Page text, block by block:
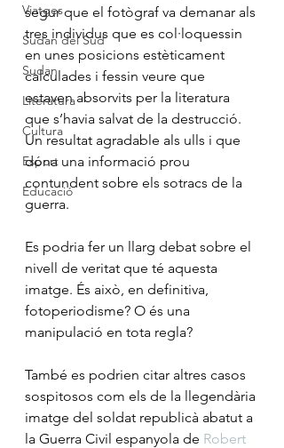
Viatges
Sudan del Sud
Sudan
Literatura
Cultura
Esport
Educació
segur que el fotògraf va demanar als
tres individus que es col·loquessin
en unes posicions estèticament
calculades i fessin veure que
estaven absorvits per la literatura
que s’havia salvat de la destrucció.
Un resultat agradable als ulls i que
dóna una informació prou
contundent sobre els sotracs de la
guerra.
Es podria fer un llarg debat sobre el
nivell de veritat que té aquesta
imatge. És això, en definitiva,
fotoperiodisme? O és una
manipulació en tota regla?
També es podrien citar altres casos
sospitosos com els de la llegendària
imatge del soldat republicà abatut a
la Guerra Civil espanyola de Robert